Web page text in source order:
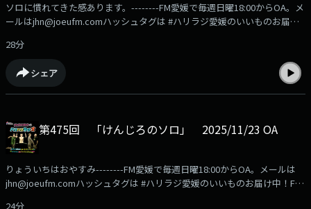
ソロに慣れてきた感あります。--------FM愛媛で毎週日曜18:00からOA。メ
ールはjhn@joeufm.comハッシュタグは #ハリラジ愛媛のいいものお届け
https://fmmarche.jp/?
utm_source=podcast&utm_medium=referral&utm_campaign=hariradi
28分
シェア
第475回 「けんじろのソロ」 2025/11/23 OA
りょういちはおやすみ--------FM愛媛で毎週日曜18:00からOA。メールは
jhn@joeufm.comハッシュタグは #ハリラジ愛媛のいいものお届け中！FM
24分